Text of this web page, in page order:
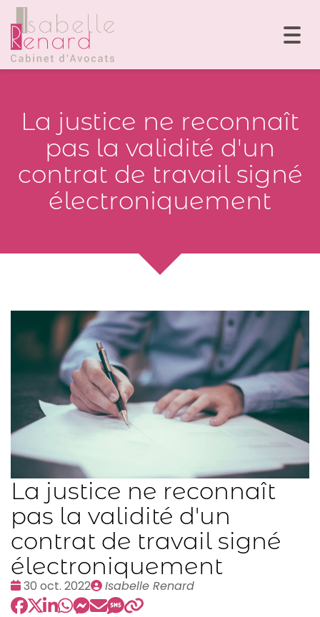
La justice ne reconnaît
pas la validité d'un
contrat de travail signé
électroniquement
La justice ne reconnaît
pas la validité d'un
contrat de travail signé
électroniquement
Date
:
30 oct. 2022
Publié
par
Isabelle Renard